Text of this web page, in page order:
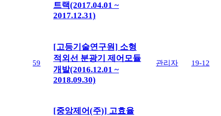
트랙(2017.04.01 ~
2017.12.31)
59
[고등기술연구원] 소형
적외선 분광기 제어모듈
개발(2016.12.01 ~
2018.09.30)
관리자 19-12
[중앙제어(주)] 고효율